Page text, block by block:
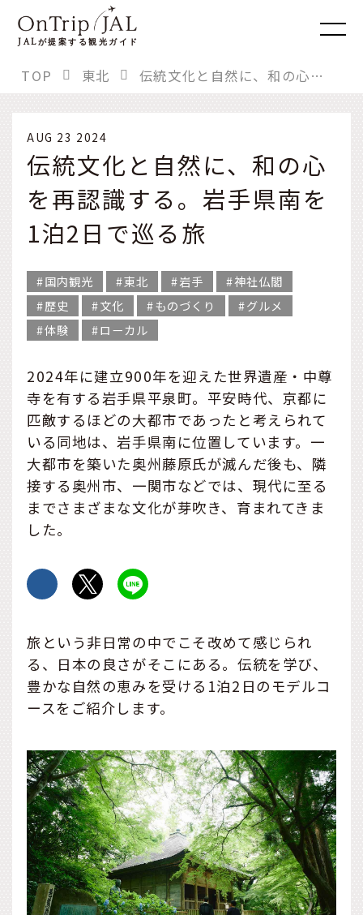
JALが提案する観光ガイド
TOP 東北 伝統文化と自然に、和の心を再認識する。岩手県南を1泊2日で巡る旅
AUG 23 2024
伝統文化と自然に、和の心
を再認識する。岩手県南を
1泊2日で巡る旅
国内観光 東北 岩手
神社仏閣
歴史
文化 ものづくり
グルメ
体験
ローカル
2024年に建立900年を迎えた世界遺産・中尊
寺を有する岩手県平泉町。平安時代、京都に
匹敵するほどの大都市であったと考えられて
いる同地は、岩手県南に位置しています。一
大都市を築いた奥州藤原氏が滅んだ後も、隣
接する奥州市、一関市などでは、現代に至る
までさまざまな文化が芽吹き、育まれてきま
した。
旅という非日常の中でこそ改めて感じられ
る、日本の良さがそこにある。伝統を学び、
豊かな自然の恵みを受ける1泊2日のモデルコ
ースをご紹介します。